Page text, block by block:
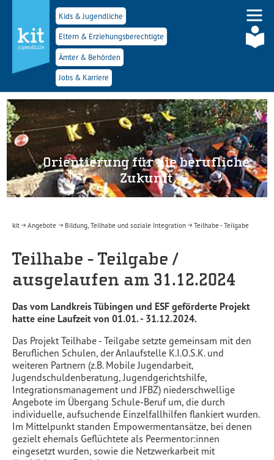
Skip to main navigation
Skip to main content
Skip to page footer
Kids & Jugendliche
Eltern & Erziehungsberechtigte
Ämter & Behörden
Jobs & Karriere
Orientierung für die berufliche
Zukunft
You are here:
kit Angebote Bildung, Teilhabe und soziale Integration Teilhabe - Teilgabe
Teilhabe - Teilgabe /
ausgelaufen am 31.12.2024
Das vom Landkreis Tübingen und ESF geförderte Projekt
hatte eine Laufzeit von 01.01. - 31.12.2024.
Das Projekt Teilhabe - Teilgabe setzte gemeinsam mit den
Beruflichen Schulen, der Anlaufstelle K.I.O.S.K. und
weiteren Partnern (z.B. Mobile Jugendarbeit,
Jugendschuldenberatung, Jugendgerichtshilfe,
Integrationsmanagement und JFBZ) niederschwellige
Angebote im Übergang Schule-Beruf um, die durch
individuelle, aufsuchende Einzelfallhilfen flankiert wurden.
Im Mittelpunkt standen Empowermentansätze, bei denen
gezielt ehemals Geflüchtete als Peermentor:innen
eingesetzt wurden, sowie die Netzwerkarbeit mit